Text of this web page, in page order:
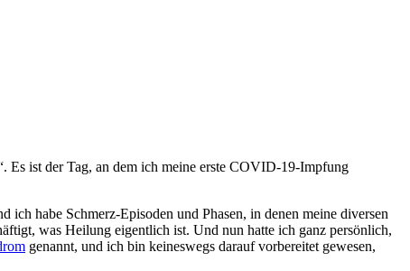
Es ist der Tag, an dem ich meine erste COVID-19-Impfung
habe Schmerz-Episoden und Phasen, in denen meine diversen
was Heilung eigentlich ist. Und nun hatte ich ganz persönlich,
genannt, und ich bin keineswegs darauf vorbereitet gewesen,